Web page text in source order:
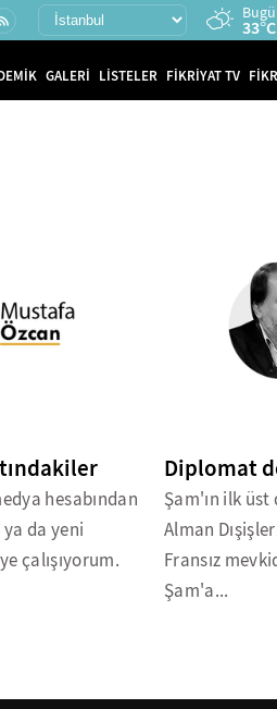
33°C
GALERİ LİSTELER FİKRİYAT TV
hesabından
da yeni
çalışıyorum.
Diplomat
Şam'ın ilk üst
Alman
Fransız
Şam'a...